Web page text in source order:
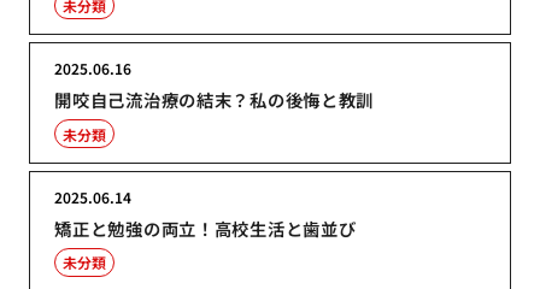
未分類
開咬自己流治療の結末？私の後悔と教訓
2025.06.16
未分類
矯正と勉強の両立！高校生活と歯並び
2025.06.14
未分類